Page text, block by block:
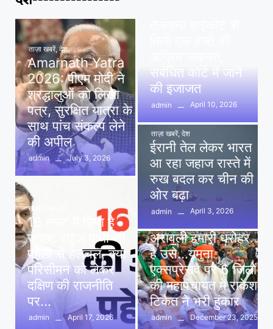
ताज़ा खबरें, देश
Amarnath Yatra
2026: पीएम मोदी ने
श्रद्धालुओं को लिखा
पत्र, सुरक्षित यात्रा के
साथ पांच संकल्प लेने
की अपील
admin July 3, 2026
ताज़ा खबरें
16 नंबर’ में छिपा है
जवाब: राहुल गांधी की
पहेली से हलचल, क्या
परिसीमन को लेकर
दक्षिण की राजनीति
पर…
admin April 17, 2026
संबंधित कोर्ट में जाने
की इजाजत
admin April 10, 2026
ताज़ा खबरें, देश
ईरानी तेल लेकर भारत
आ रहा जहाज रास्ते में
रुख बदल कर चीन की
ओर बढ़ा
admin
April 3, 2026
अरावली हमारी धरोहर
है उसे…यमुना
एक्सप्रेसवे पर 6 जिलों
की महापंचायत में राकेश
टिकैत ने भरी हुंकार
admin December 23, 2025